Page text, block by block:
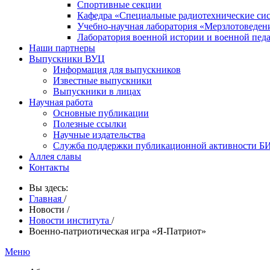
Спортивные секции
Кафедра «Специальные радиотехнические
Учебно-научная лаборатория
Лаборатория военной истории и военной
Наши партнеры
Выпускники ВУЦ
Информация для выпускников
Известные выпускники
Выпускники в лицах
Научная работа
Основные публикации
Полезные ссылки
Научные издательства
Служба поддержки публикационной активности
Аллея славы
Контакты
Вы здесь:
Главная /
Новости /
Новости института /
Военно-патриотическая игра «Я-Патриот»
Меню